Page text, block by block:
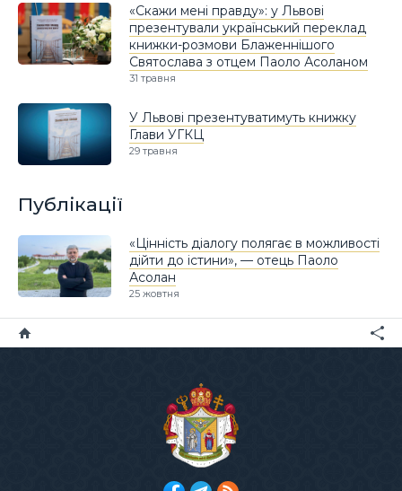
«Скажи мені правду»: у Львові
презентували український переклад
книжки-розмови Блаженнішого
Святослава з отцем Паоло Асоланом
31 травня
У Львові презентуватимуть книжку
Глави УГКЦ
29 травня
Публікації
«Цінність діалогу полягає в можливості
дійти до істини», — отець Паоло
Асолан
25 жовтня